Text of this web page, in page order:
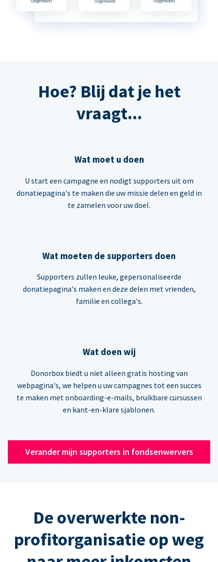
Hoe? Blij dat je het
vraagt...
Wat moet u doen
U start een campagne en nodigt supporters uit om
donatiepagina's te maken die uw missie delen en geld in
te zamelen voor uw doel.
Wat moeten de supporters doen
Supporters zullen leuke, gepersonaliseerde
donatiepagina's maken en deze delen met vrienden,
familie en collega's.
Wat doen wij
Donorbox biedt u niet alleen gratis hosting van
webpagina's, we helpen u uw campagnes tot een succes
te maken met onboarding-e-mails, bruikbare cursussen
en kant-en-klare sjablonen.
Verander mijn supporters in fondsenwervers
De overwerkte non-
profitorganisatie op weg